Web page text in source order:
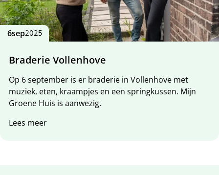
6sep2025
Braderie Vollenhove
Op 6 september is er braderie in Vollenhove met
muziek, eten, kraampjes en een springkussen. Mijn
Groene Huis is aanwezig.
Lees meer